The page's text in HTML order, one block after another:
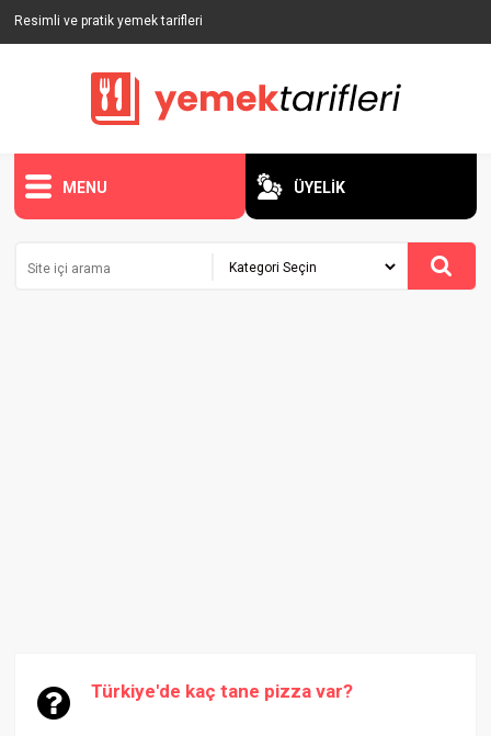
Resimli ve pratik yemek tarifleri
MENU ÜYELİK
Türkiye'de kaç tane pizza var?